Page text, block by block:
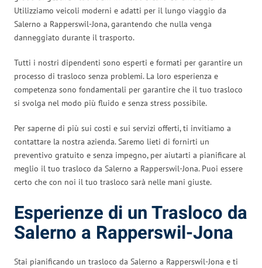
Utilizziamo veicoli moderni e adatti per il lungo viaggio da
Salerno a Rapperswil-Jona, garantendo che nulla venga
danneggiato durante il trasporto.
Tutti i nostri dipendenti sono esperti e formati per garantire un
processo di trasloco senza problemi. La loro esperienza e
competenza sono fondamentali per garantire che il tuo trasloco
si svolga nel modo più fluido e senza stress possibile.
Per saperne di più sui costi e sui servizi offerti, ti invitiamo a
contattare la nostra azienda. Saremo lieti di fornirti un
preventivo gratuito e senza impegno, per aiutarti a pianificare al
meglio il tuo trasloco da Salerno a Rapperswil-Jona. Puoi essere
certo che con noi il tuo trasloco sarà nelle mani giuste.
Esperienze di un Trasloco da
Salerno a Rapperswil-Jona
Stai pianificando un trasloco da Salerno a Rapperswil-Jona e ti